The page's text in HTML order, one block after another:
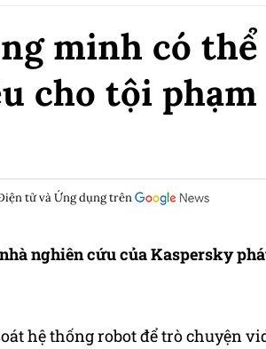
minh có
cho tội phạm
tử và Ứng dụng trên
nghiên cứu của Kaspersky
hệ thống robot để trò chuyện